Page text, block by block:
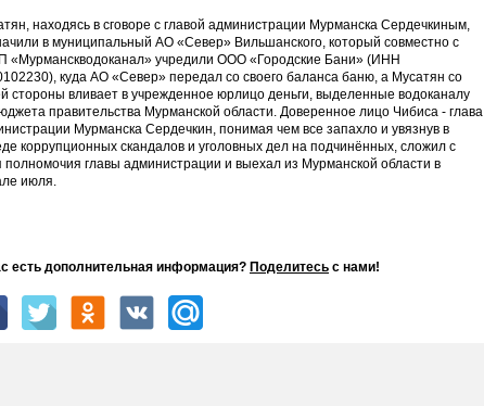
находясь в сговоре с главой администрации Мурманска Сердечкиным,
в муниципальный АО «Север» Вильшанского, который совместно с
«Мурманскводоканал» учредили ООО «Городские Бани» (ИНН
куда АО «Север» передал со своего баланса баню, а Мусатян со
стороны вливает в учрежденное юрлицо деньги, выделенные водоканалу
правительства Мурманской области. Доверенное лицо Чибиса - глава
Мурманска Сердечкин, понимая чем все запахло и увязнув в
коррупционных скандалов и уголовных дел на подчинённых, сложил с
полномочия главы администрации и выехал из Мурманской области в
июля.
есть дополнительная информация? Поделитесь с нами!